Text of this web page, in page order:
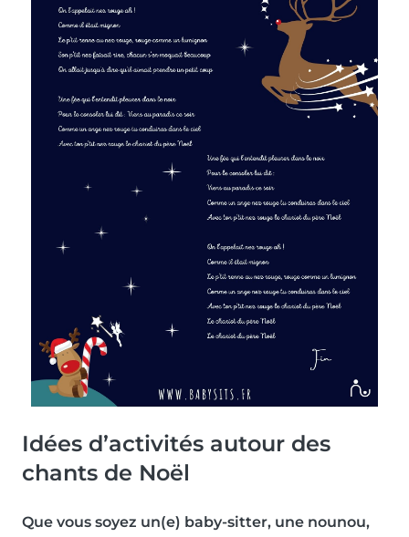
Idées d’activités autour des
chants de Noël
Que vous soyez un(e) baby-sitter, une nounou,